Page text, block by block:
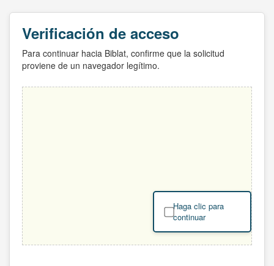
Verificación de acceso
Para continuar hacia Biblat, confirme que la solicitud
proviene de un navegador legítimo.
Haga clic para
continuar